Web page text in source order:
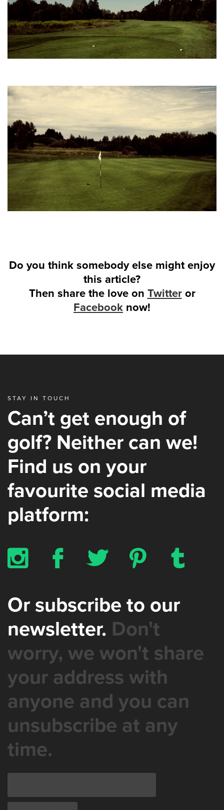
Do you think somebody else might enjoy
this article?
Then share the love on Twitteror
Facebook now!
STAY IN TOUCH
Can’t get enough of
golf? Neither can we!
Find us on your
favourite social media
platform:
x b a d z
Or subscribe to our
newsletter. Don't
worry, we won't share
your address with
anyone and you can
unsubscribe at any
time.